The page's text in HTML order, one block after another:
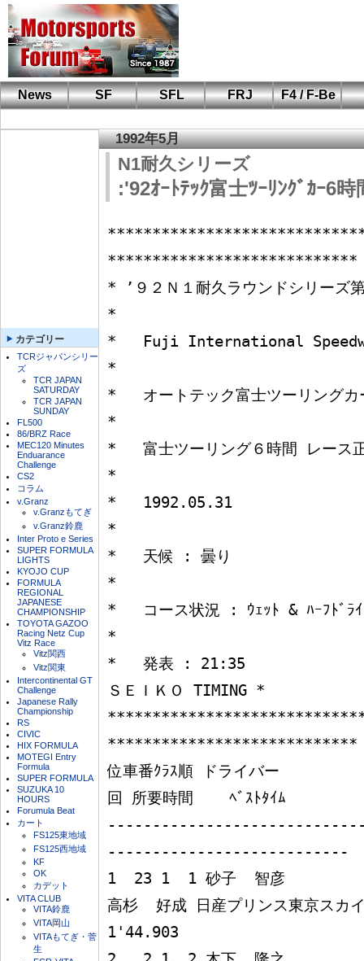
News SF SFL FRJ
F4 / F-Be
カテゴリー
TCRジャパンシリー
ズ
TCR JAPAN
SATURDAY
TCR JAPAN
SUNDAY
FL500
86/BRZ Race
MEC120 Minutes
Enduarance
Challenge
CS2
コラム
v.Granz
v.Granzもてぎ
v.Granz鈴鹿
Inter Proto e Series
SUPER FORMULA
LIGHTS
KYOJO CUP
FORMULA
REGIONAL
JAPANESE
CHAMPIONSHIP
TOYOTA GAZOO
Racing Netz Cup
Vitz Race
Vitz関西
Vitz関東
Intercontinental GT
Challenge
Japanese Rally
Championship
RS
CIVIC
HIX FORMULA
MOTEGI Entry
Formula
SUPER FORMULA
SUZUKA 10
HOURS
Forumula Beat
カート
FS125東地域
FS125西地域
KF
OK
カデット
VITA CLUB
VITA鈴鹿
VITA岡山
VITAもてぎ・菅
生
1992年5月
N1耐久シリーズ
:'92ｵｰﾄﾃｯｸ富士ﾂｰﾘﾝｸﾞｶｰ6時
****************************
* ’９２Ｎ１耐久ラウンドシリーズ
*
*   Fuji International
*
*   オートテック富士ツーリングカ
*
*   富士ツーリング６時間 レース
*
*   1992.05.31
*
*   天候 : 曇り
*
*   コース状況 : ｳｪｯﾄ & ﾊｰﾌﾄﾞﾗｲ
*
*   発表 : 21:35
ＳＥＩＫＯ TIMING *
****************************
位車番ｸﾗｽ順 ドライバー
回 所要時間    ﾍﾞｽﾄﾀｲﾑ
---------------------------
1  23 1  1 砂子  智彦
高杉  好成 日産プリンス東京ス
1'44.903